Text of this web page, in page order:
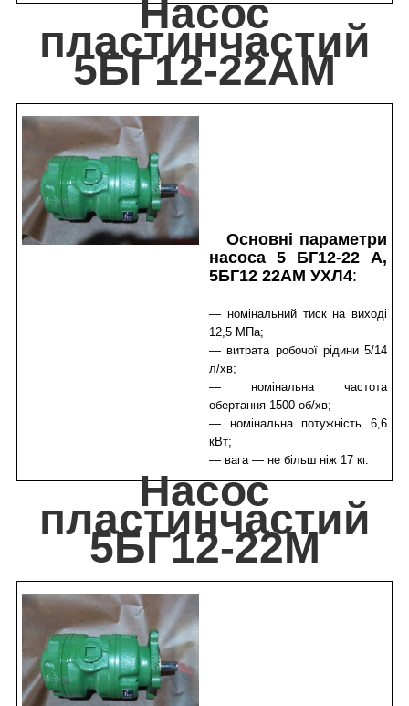
Насос
пластинчастий
5БГ12-22АМ
Основні параметри
насоса 5 БГ12-22 А,
5БГ12 22АМ УХЛ4:
— номінальний тиск на виході
12,5 МПа;
— витрата робочої рідини 5/14
л/хв;
— номінальна частота
обертання 1500 об/хв;
— номінальна потужність 6,6
кВт;
— вага — не більш ніж 17 кг.
Насос
пластинчастий
5БГ12-22М